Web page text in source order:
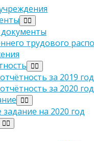
трудового
за 2019 год
за 2020 год
на 2020 год